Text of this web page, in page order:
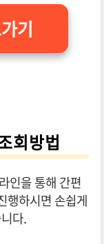
기
회방법
인을 통해 간편
행하시면 손쉽게
다.